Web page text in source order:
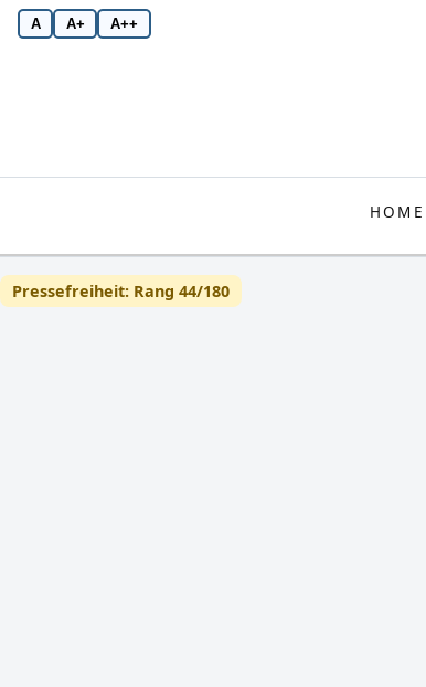
A A+ A++
HOME
Pressefreiheit: Rang 44/180